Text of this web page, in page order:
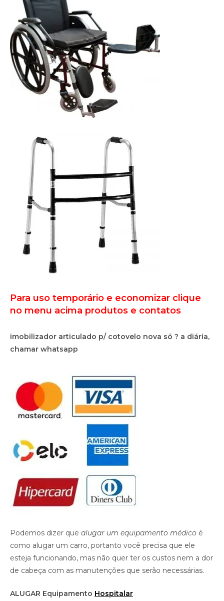
Para uso temporário e economizar clique
no menu acima produtos e contatos
imobilizador articulado p/ cotovelo nova só ? a diária,
chamar whatsapp
Podemos dizer que alugar um equipamento médico é
como alugar um carro, portanto você precisa que ele
esteja funcionando, mas não quer ter os custos nem a dor
de cabeça com as manutenções que serão necessárias.
ALUGAR Equipamento Hospitalar